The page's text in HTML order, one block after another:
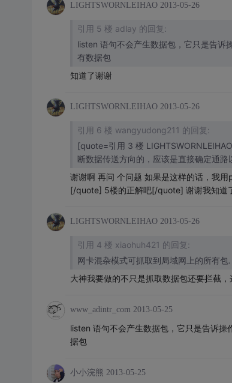
LIGHTSWORNLEIHAO 2013-05-26
引用 5 楼 adlay 的回复:
listen 语句不会产生数据包，它只是告诉
有数据包
知道了谢谢
LIGHTSWORNLEIHAO 2013-05-26
引用 6 楼 wangyudong211 的回复:
[quote=引用 3 楼
断数据传送方向的，应该是直接确定通路
谢谢啊 再问 个问题 如果是这样的话，我
[/quote] 5楼的正解吧[/quote] 谢谢我知道
LIGHTSWORNLEIHAO 2013-05-26
引用 4 楼 xiaohuh421 的回复:
大神我要做的不只是抓取数据包还要拦截
www_adintr_com 2013-05-25
listen 语句不会产生数据包，它只是告诉
据包
小小浣熊 2013-05-25